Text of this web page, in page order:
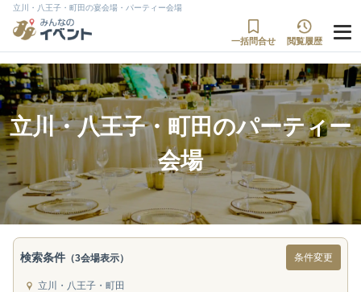
立川・八王子・町田の宴会場・パーティー会場
一括問合せ 閲覧履歴
立川・八王子・町田のパーティー
会場
検索条件 （3会場表示） 条件変更
立川・八王子・町田